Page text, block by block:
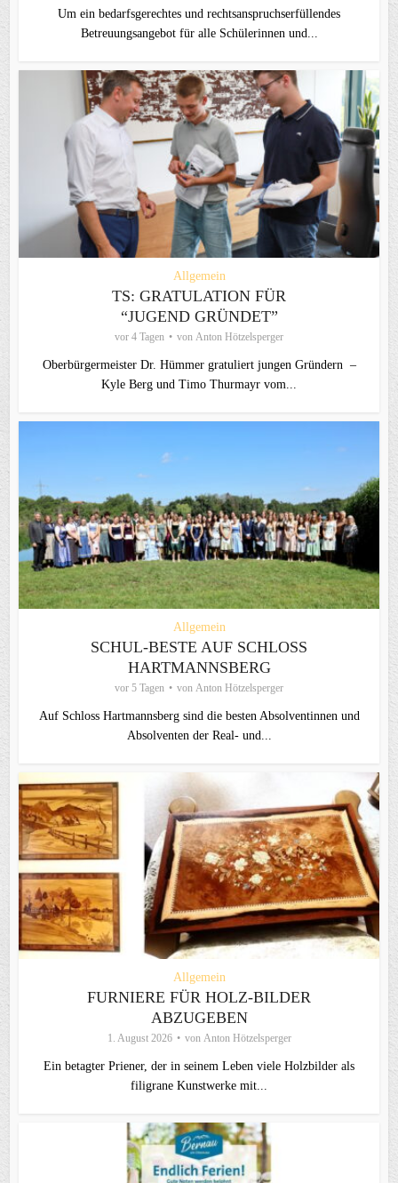
Um ein bedarfsgerechtes und rechtsanspruchserfüllendes
Betreuungsangebot für alle Schülerinnen und...
Allgemein
TS: GRATULATION FÜR
“JUGEND GRÜNDET”
vor 4 Tagen von Anton Hötzelsperger
Oberbürgermeister Dr. Hümmer gratuliert jungen Gründern –
Kyle Berg und Timo Thurmayr vom...
Allgemein
SCHUL-BESTE AUF SCHLOSS
HARTMANNSBERG
vor 5 Tagen von Anton Hötzelsperger
Auf Schloss Hartmannsberg sind die besten Absolventinnen und
Absolventen der Real- und...
Allgemein
FURNIERE FÜR HOLZ-BILDER
ABZUGEBEN
1. August 2026 von Anton Hötzelsperger
Ein betagter Priener, der in seinem Leben viele Holzbilder als
filigrane Kunstwerke mit...